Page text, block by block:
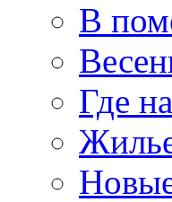
В
Где